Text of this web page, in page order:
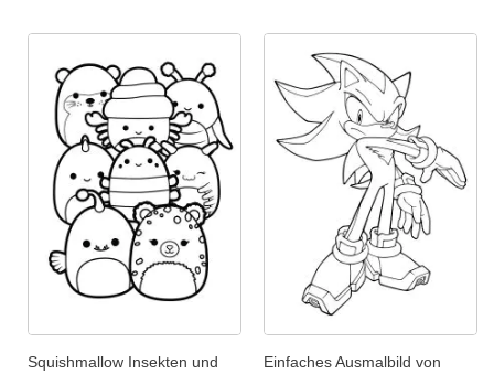
Squishmallow Insekten und
Einfaches Ausmalbild von